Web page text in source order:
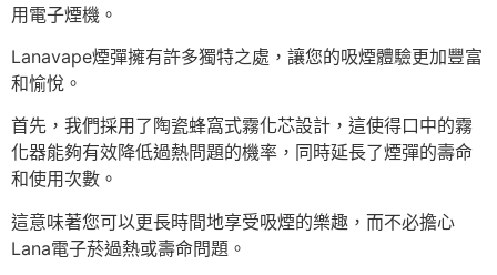
用電子煙機。
Lanavape煙彈擁有許多獨特之處，讓您的吸煙體驗更加豐富
和愉悅。
首先，我們採用了陶瓷蜂窩式霧化芯設計，這使得口中的霧
化器能夠有效降低過熱問題的機率，同時延長了煙彈的壽命
和使用次數。
這意味著您可以更長時間地享受吸煙的樂趣，而不必擔心
Lana電子菸過熱或壽命問題。